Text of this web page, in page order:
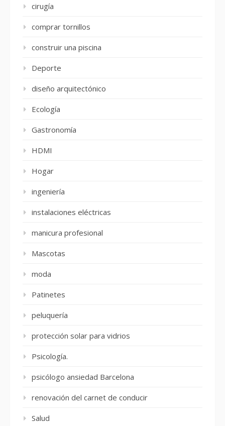
cirugía
comprar tornillos
construir una piscina
Deporte
diseño arquitectónico
Ecología
Gastronomía
HDMI
Hogar
ingeniería
instalaciones eléctricas
manicura profesional
Mascotas
moda
Patinetes
peluquería
protección solar para vidrios
Psicología.
psicólogo ansiedad Barcelona
renovación del carnet de conducir
Salud